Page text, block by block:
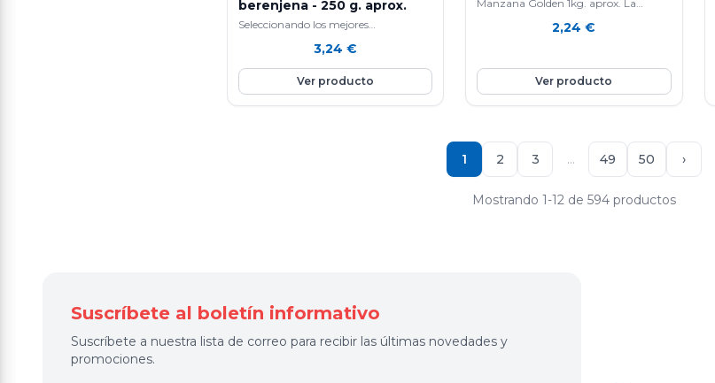
berenjena - 250 g. aprox.
Seleccionando los mejores
de elaboración diaria que hacen que
nuestras…
3,24€
Ver producto
Manzana Golden 1kg. aprox. La
nutritiva e hidratante ya que está
aporta vitamina E y C, rica en fibra y
en potasio. Favorece la eliminación de
líquidos y mejora el tránsito intestinal.
2,24€
Ver producto
1 2 3 … 49 50 ›
Mostrando 1-12 de 594 productos
Suscríbete al boletín informativo
Suscríbete a nuestra lista de correo para recibir las últimas novedades y
promociones.